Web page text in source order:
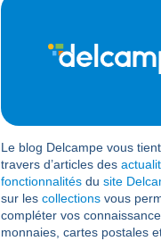
Le blog Delcampe vous
travers d’articles des
fonctionnalités du site
sur les collections vous
compléter vos
monnaies, cartes postales